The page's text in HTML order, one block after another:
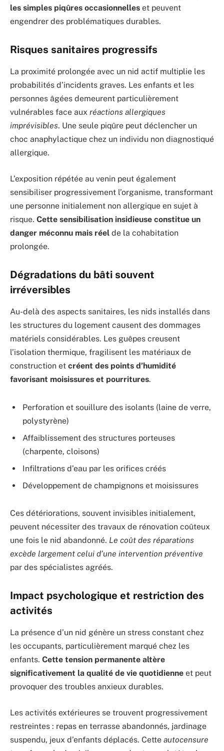
les simples piqûres occasionnelles et peuvent
engendrer des problématiques durables.
Risques sanitaires progressifs
La proximité prolongée avec un nid actif multiplie les
probabilités d’incidents graves. Les enfants et les
personnes âgées demeurent particulièrement
vulnérables face aux réactions allergiques
imprévisibles. Une seule piqûre peut déclencher un
choc anaphylactique chez un individu non diagnostiqué
allergique.
L’exposition répétée au venin peut également
sensibiliser progressivement l’organisme, transformant
une personne initialement non allergique en sujet à
risque. Cette sensibilisation insidieuse constitue un
danger méconnu mais réel de la cohabitation
prolongée.
Dégradations du bâti souvent
irréversibles
Au-delà des aspects sanitaires, les nids installés dans
les structures du logement causent des dommages
matériels considérables. Les guêpes creusent
l’isolation thermique, fragilisent les matériaux de
construction et créent des points d’humidité
favorisant moisissures et pourritures.
Perforation et souillure des isolants (laine de verre,
polystyrène)
Affaiblissement des structures porteuses
(charpente, cloisons)
Infiltrations d’eau par les orifices créés
Développement de champignons et moisissures
Ces détériorations, souvent invisibles initialement,
peuvent nécessiter des travaux de rénovation coûteux
une fois le nid abandonné. Le coût des réparations
excède largement celui d’une intervention préventive
par des spécialistes agréés.
Impact psychologique et restriction des
activités
La présence d’un nid génère un stress constant chez
les occupants, particulièrement marqué chez les
enfants. Cette tension permanente altère
significativement la qualité de vie quotidienne et peut
provoquer des troubles anxieux durables.
Les activités extérieures se trouvent progressivement
restreintes : repas en terrasse abandonnés, jardinage
suspendu, jeux d’enfants déplacés. Cette autocensure